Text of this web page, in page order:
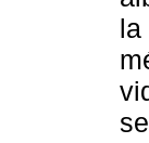
la